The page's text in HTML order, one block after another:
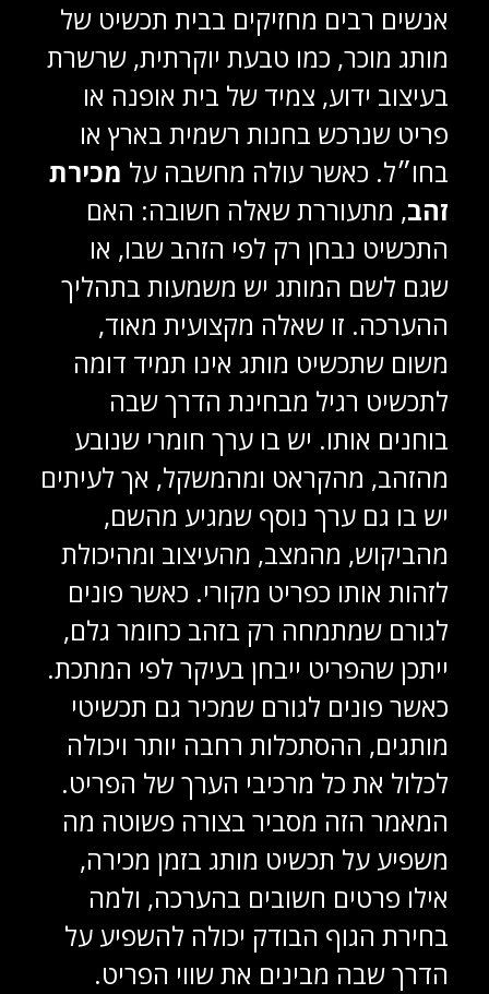
אנשים רבים מחזיקים בבית תכשיט של
מותג מוכר, כמו טבעת יוקרתית, שרשרת
בעיצוב ידוע, צמיד של בית אופנה או
פריט שנרכש בחנות רשמית בארץ או
בחו״ל. כאשר עולה מחשבה על מכירת
זהב, מתעוררת שאלה חשובה: האם
התכשיט נבחן רק לפי הזהב שבו, או
שגם לשם המותג יש משמעות בתהליך
ההערכה. זו שאלה מקצועית מאוד,
משום שתכשיט מותג אינו תמיד דומה
לתכשיט רגיל מבחינת הדרך שבה
בוחנים אותו. יש בו ערך חומרי שנובע
מהזהב, מהקראט ומהמשקל, אך לעיתים
יש בו גם ערך נוסף שמגיע מהשם,
מהביקוש, מהמצב, מהעיצוב ומהיכולת
לזהות אותו כפריט מקורי. כאשר פונים
לגורם שמתמחה רק בזהב כחומר גלם,
ייתכן שהפריט ייבחן בעיקר לפי המתכת.
כאשר פונים לגורם שמכיר גם תכשיטי
מותגים, ההסתכלות רחבה יותר ויכולה
לכלול את כל מרכיבי הערך של הפריט.
המאמר הזה מסביר בצורה פשוטה מה
משפיע על תכשיט מותג בזמן מכירה,
אילו פרטים חשובים בהערכה, ולמה
בחירת הגוף הבודק יכולה להשפיע על
הדרך שבה מבינים את שווי הפריט.